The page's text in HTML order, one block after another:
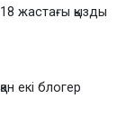
жастағы қызды
екі блогер